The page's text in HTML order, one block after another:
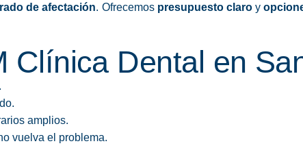
de afectación. Ofrecemos presupuesto claro y
Clínica Dental en
amplios.
vuelva el problema.